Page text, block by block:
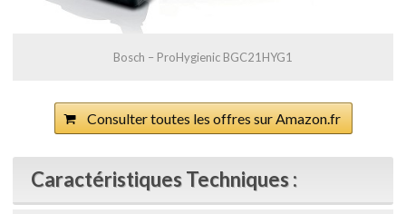
Bosch – ProHygienic BGC21HYG1
Consulter toutes les offres sur Amazon.fr
Caractéristiques Techniques :